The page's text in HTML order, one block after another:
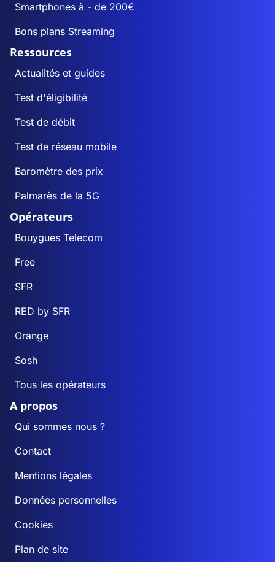
Smartphones à - de 200€
Bons plans Streaming
Ressources
Actualités et guides
Test d'éligibilité
Test de débit
Test de réseau mobile
Baromètre des prix
Palmarès de la 5G
Opérateurs
Bouygues Telecom
Free
SFR
RED by SFR
Orange
Sosh
Tous les opérateurs
A propos
Qui sommes nous ?
Contact
Mentions légales
Données personnelles
Cookies
Plan de site